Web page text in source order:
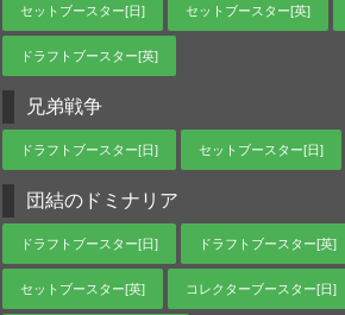
セットブースター[日] セットブースター[英]
ドラフトブースター[英]
兄弟戦争
ドラフトブースター[日] セットブースター[日]
団結のドミナリア
ドラフトブースター[日] ドラフトブースター[英]
セットブースター[英] コレクターブースター[日]